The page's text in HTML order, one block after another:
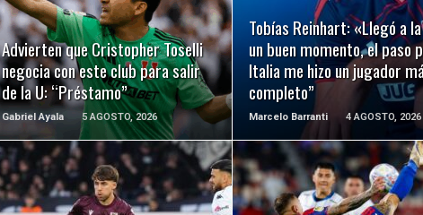
Advierten que Cristopher Toselli
negocia con este club para salir
de la U: “Préstamo”
Gabriel Ayala 5 AGOSTO, 2026
LEER MÁS
Tobías Reinhart: «Llegó a
un buen momento, el paso
Italia me hizo un jugador
completo”
Marcelo Barranti 4 AGOSTO, 2026
LEER MÁS